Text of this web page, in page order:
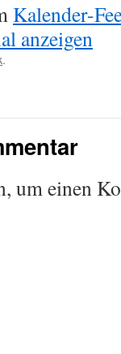
Kalender-
anzeigen
.
um einen